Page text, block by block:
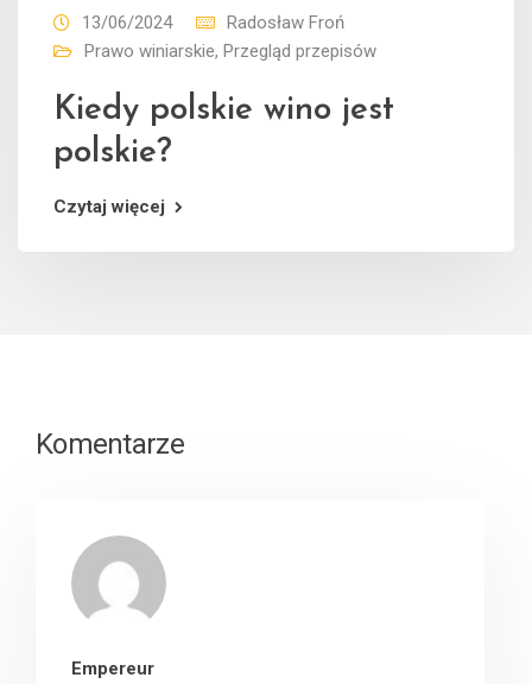
13/06/2024
Radosław Froń
Prawo winiarskie, Przegląd przepisów
Kiedy polskie wino jest
polskie?
Czytaj więcej
Komentarze
Empereur